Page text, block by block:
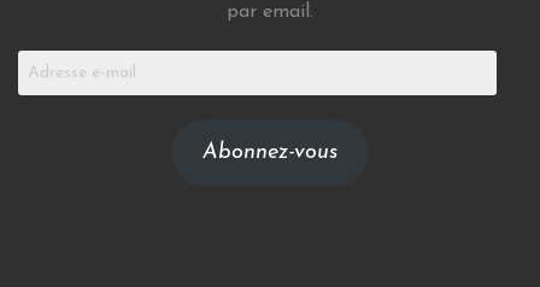
par email.
Adresse
Abonnez-vous